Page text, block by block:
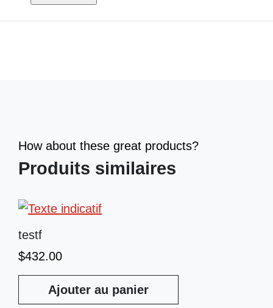
How about these great products?
Produits similaires
testf
$432.00
Ajouter au panier